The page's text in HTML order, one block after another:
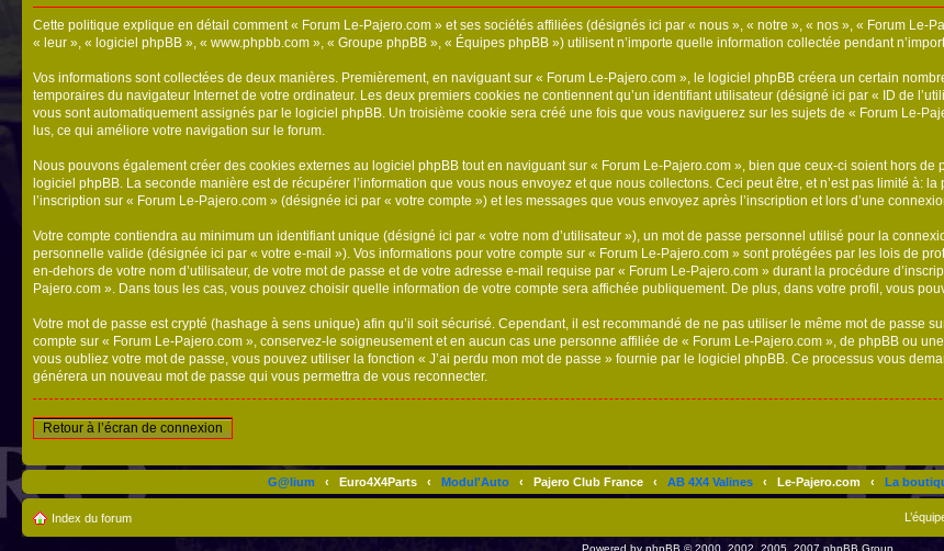
Cette politique explique en détail comment « Forum Le-Pajero.com » et ses sociétés affiliées (désignés ici par « nous », « notre », « nos », « Forum Le-
« leur », « logiciel phpBB », « www.phpbb.com », « Groupe phpBB », « Équipes phpBB ») utilisent n’importe quelle information collectée pendant
Vos informations sont collectées de deux manières. Premièrement, en naviguant sur « Forum Le-Pajero.com », le logiciel phpBB créera un certain
temporaires du navigateur Internet de votre ordinateur. Les deux premiers cookies ne contiennent qu’un identifiant utilisateur (désigné ici par « ID de
vous sont automatiquement assignés par le logiciel phpBB. Un troisième cookie sera créé une fois que vous naviguerez sur les sujets de « Forum Le-
lus, ce qui améliore votre navigation sur le forum.
Nous pouvons également créer des cookies externes au logiciel phpBB tout en naviguant sur « Forum Le-Pajero.com », bien que ceux-ci soient hors
logiciel phpBB. La seconde manière est de récupérer l’information que vous nous envoyez et que nous collectons. Ceci peut être, et n’est pas limité à:
l’inscription sur « Forum Le-Pajero.com » (désignée ici par « votre compte ») et les messages que vous envoyez après l’inscription et lors d’une
Votre compte contiendra au minimum un identifiant unique (désigné ici par « votre nom d’utilisateur »), un mot de passe personnel utilisé pour la
personnelle valide (désignée ici par « votre e-mail »). Vos informations pour votre compte sur « Forum Le-Pajero.com » sont protégées par les lois de
en-dehors de votre nom d’utilisateur, de votre mot de passe et de votre adresse e-mail requise par « Forum Le-Pajero.com » durant la procédure
Pajero.com ». Dans tous les cas, vous pouvez choisir quelle information de votre compte sera affichée publiquement. De plus, dans votre profil, vous
Votre mot de passe est crypté (hashage à sens unique) afin qu’il soit sécurisé. Cependant, il est recommandé de ne pas utiliser le même mot de passe
compte sur « Forum Le-Pajero.com », conservez-le soigneusement et en aucun cas une personne affiliée de « Forum Le-Pajero.com », de phpBB ou
vous oubliez votre mot de passe, vous pouvez utiliser la fonction « J’ai perdu mon mot de passe » fournie par le logiciel phpBB. Ce processus vous
générera un nouveau mot de passe qui vous permettra de vous reconnecter.
Retour à l’écran de connexion
G@lium ‹ Euro4X4Parts ‹ Modul'Auto ‹ Pajero Club France ‹ AB 4X4 Valines ‹ Le-Pajero.com ‹ La
Index du forum
Powered by phpBB © 2000, 2002, 2005, 2007 phpBB Group